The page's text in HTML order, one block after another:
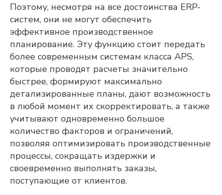
Поэтому, несмотря на все достоинства ERP-
систем, они не могут обеспечить
эффективное производственное
планирование. Эту функцию стоит передать
более современным системам класса APS,
которые проводят расчеты значительно
быстрее, формируют максимально
детализированные планы, дают возможность
в любой момент их скорректировать, а также
учитывают одновременно большое
количество факторов и ограничений,
позволяя оптимизировать производственные
процессы, сокращать издержки и
своевременно выполнять заказы,
поступающие от клиентов.
ЭЛЕКТРОННАЯ ПОЧТА
КОНТАКТНЫЙ НОМЕР ТЕЛЕФОНА
НАЗВАНИЕ ПРЕДПРИЯТИЯ
ГОРОД
Я подтверждаю, что ознакомлен(а) и